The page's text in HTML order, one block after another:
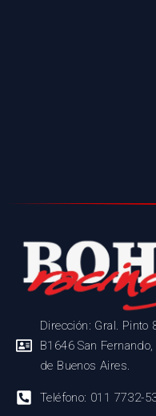
Dirección: Gral. Pinto
B1646 San
de Buenos Aires.
Teléfono: 011 7732-